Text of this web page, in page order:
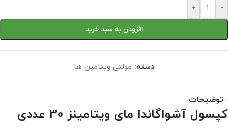
-
+
افزودن به سبد خرید
دسته: مولتی ویتامین ها
توضیحات
کپسول آشواگاندا مای ویتامینز 30 عددی